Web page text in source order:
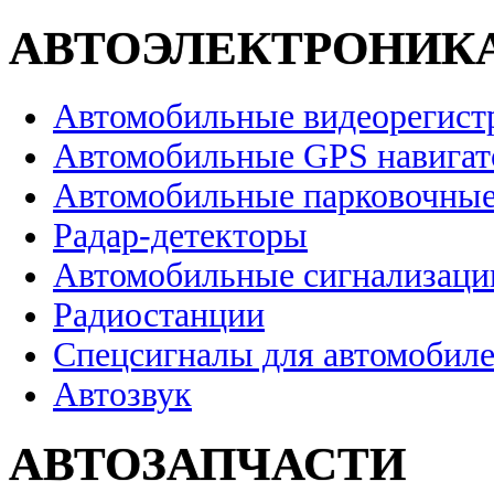
Автомобильные
Автомобильные GPS
Автомобильные
Радар-детекторы
Автомобильные
Радиостанции
Спецсигналы для
Автозвук
АВТОЗАПЧАСТИ